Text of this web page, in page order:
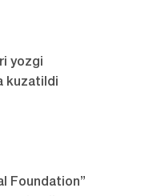
yozgi
kuzatildi
Foundation”